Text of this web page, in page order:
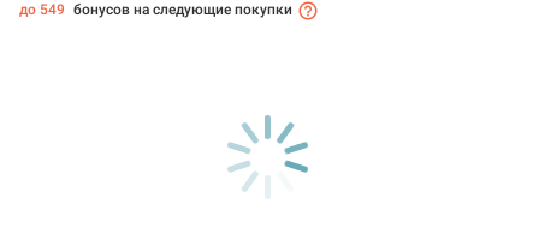
до 549 бонусов на следующие покупки